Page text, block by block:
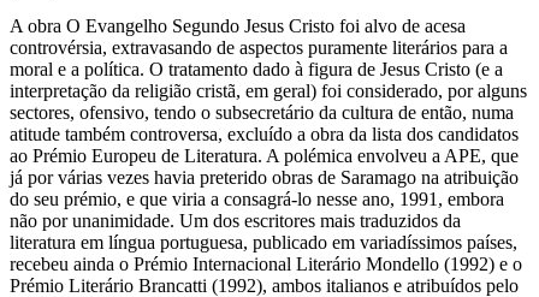
A obra O Evangelho Segundo Jesus Cristo foi alvo de acesa
controvérsia, extravasando de aspectos puramente literários para a
moral e a política. O tratamento dado à figura de Jesus Cristo (e a
interpretação da religião cristã, em geral) foi considerado, por alguns
sectores, ofensivo, tendo o subsecretário da cultura de então, numa
atitude também controversa, excluído a obra da lista dos candidatos
ao Prémio Europeu de Literatura. A polémica envolveu a APE, que
já por várias vezes havia preterido obras de Saramago na atribuição
do seu prémio, e que viria a consagrá-lo nesse ano, 1991, embora
não por unanimidade. Um dos escritores mais traduzidos da
literatura em língua portuguesa, publicado em variadíssimos países,
recebeu ainda o Prémio Internacional Literário Mondello (1992) e o
Prémio Literário Brancatti (1992), ambos italianos e atribuídos pelo